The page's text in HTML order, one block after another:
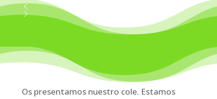
Os presentamos nuestro cole. Estamos